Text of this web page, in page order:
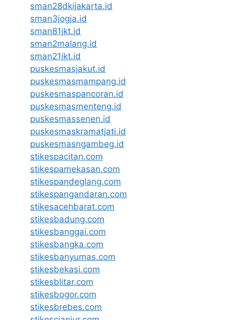
sman28dkijakarta.id
sman3jogja.id
sman81jkt.id
sman2malang.id
sman21jkt.id
puskesmasjakut.id
puskesmasmampang.id
puskesmaspancoran.id
puskesmasmenteng.id
puskesmassenen.id
puskesmaskramatjati.id
puskesmasngambeg.id
stikespacitan.com
stikespamekasan.com
stikespandeglang.com
stikespangandaran.com
stikesacehbarat.com
stikesbadung.com
stikesbanggai.com
stikesbangka.com
stikesbanyumas.com
stikesbekasi.com
stikesblitar.com
stikesbogor.com
stikesbrebes.com